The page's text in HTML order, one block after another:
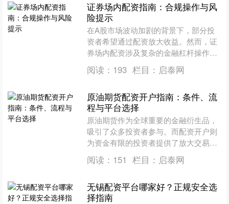
证券场内配资指南：合规操作与风
险提示
在A股市场波动加剧的背景下，部分投
资者希望通过配资放大收益。然而，证
券场内配资涉及复杂的金融杠杆操作，
稍有不慎便可能面临重大损失。本文从
合规操作与风险控制角度，....
阅读： 193 栏目： 启泰网
原油期货配资开户指南：条件、流
程与平台选择
原油期货作为全球重要的金融衍生品，
吸引了众多投资者参与。而配资开户则
为资金有限的投资者提供了放大交易规
模的机会。本文将为您详细解析原油期
货配资开户的条件、流程与....
阅读： 151 栏目： 启泰网
无锡配资平台哪家好？正规安全选
择指南